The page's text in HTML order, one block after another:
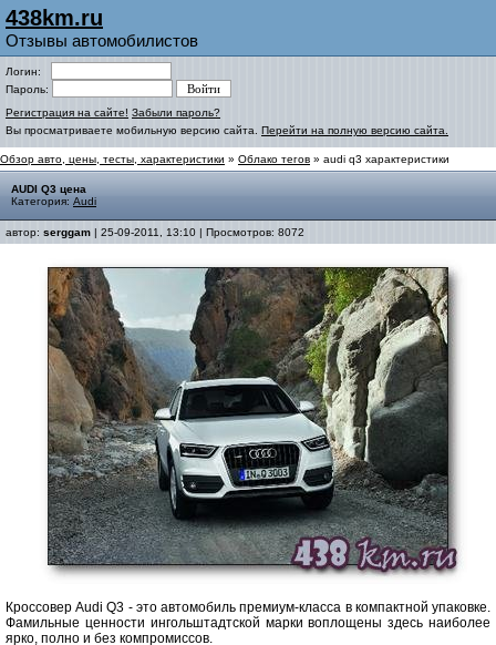
438km.ru
Отзывы автомобилистов
Логин:
Пароль:
Регистрация на сайте! Забыли пароль?
Вы просматриваете мобильную версию сайта. Перейти на полную версию сайта.
Обзор авто, цены, тесты, характеристики » Облако тегов » audi q3 характеристики
AUDI Q3 цена
Категория: Audi
автор: serggam | 25-09-2011, 13:10 | Просмотров: 8072
Кроссовер Audi Q3 - это автомобиль премиум-класса в компактной упаковке.
Фамильные ценности ингольштадтской марки воплощены здесь наиболее
ярко, полно и без компромиссов.